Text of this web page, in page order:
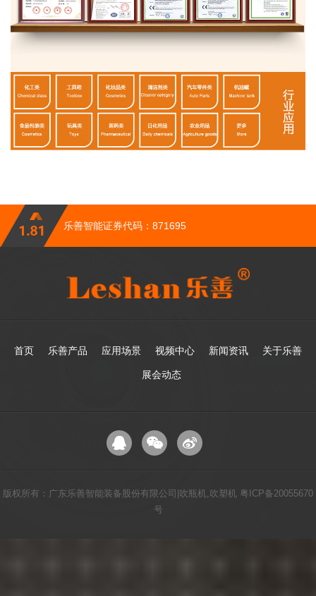
乐善智能证券代码：871695
首页 乐善产品 应用场景 视频中心 新闻资讯 关于乐善
展会动态
版权所有：广东乐善智能装备股份有限公司|吹瓶机,吹塑机 粤ICP备20055670
号